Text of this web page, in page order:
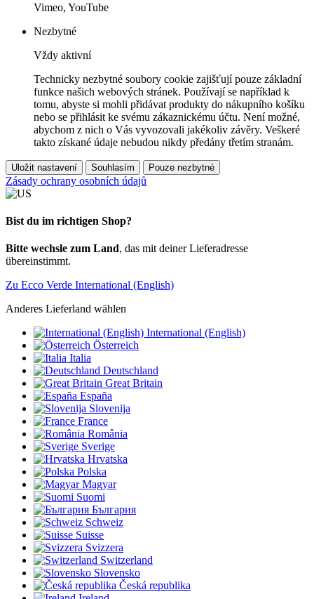
Vimeo, YouTube
Nezbytné
Vždy aktivní
Technicky nezbytné soubory cookie zajišťují pouze základní
funkce našich webových stránek. Používají se například k
tomu, abyste si mohli přidávat produkty do nákupního košíku
nebo se přihlásit ke svému zákaznickému účtu. Není možné,
abychom z nich o Vás vyvozovali jakékoliv závěry. Veškeré
takto získané údaje nebudou nikdy předány třetím stranám.
Uložit nastavení Souhlasím Pouze nezbytné
Zásady ochrany osobních údajů
Bist du im richtigen Shop?
Bitte wechsle zum Land, das mit deiner Lieferadresse
übereinstimmt.
Zu Ecco Verde International (English)
Anderes Lieferland wählen
International (English)
Österreich
Italia
Deutschland
Great Britain
España
Slovenija
France
România
Sverige
Hrvatska
Polska
Magyar
Suomi
България
Schweiz
Suisse
Svizzera
Switzerland
Slovensko
Česká republika